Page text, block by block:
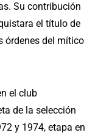
Su contribución
el título de
órdenes del mítico
el club
de la selección
y 1974, etapa en